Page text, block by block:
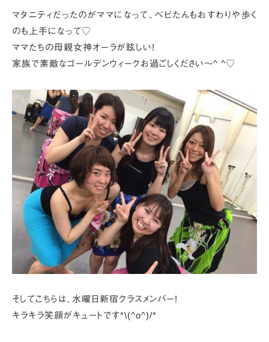
マタニティだったのがママになって、 ベビたんもおすわりや歩く
のも上手になって♡
ママたちの母親女神オーラが眩しい!
家族で素敵なゴールデンウィークお過ごしください～^ ^♡
そしてこちらは、水曜日新宿クラスメンバー!
キラキラ笑顔がキュートです*\(^o^)/*